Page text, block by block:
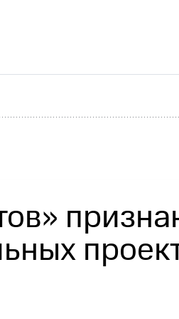
КонтактыНовости в
Контроль и аудит